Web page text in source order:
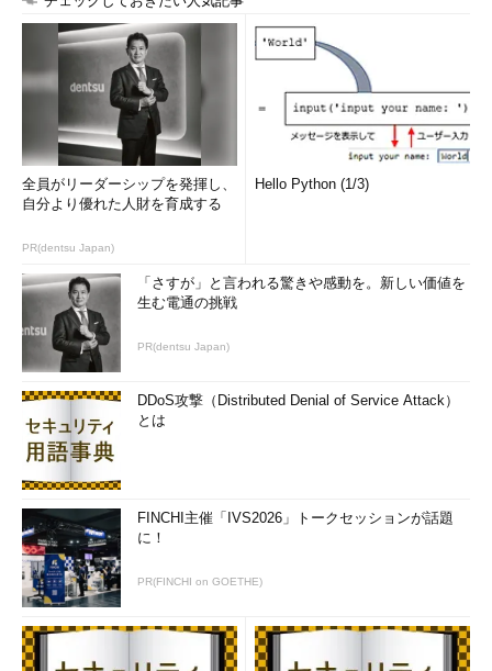
全員がリーダーシップを発揮し、
自分より優れた人財を育成する
PR(dentsu Japan)
Hello Python (1/3)
「さすが」と言われる驚きや感動を。新しい価値を
生む電通の挑戦
PR(dentsu Japan)
DDoS攻撃（Distributed Denial of Service Attack）
とは
FINCHI主催「IVS2026」トークセッションが話題
に！
PR(FINCHI on GOETHE)